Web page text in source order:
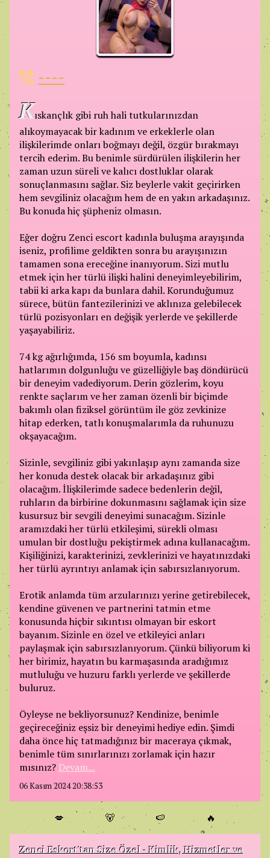
----
Kıskançlık gibi ruh hali tutkularınızdan
alıkoymayacak bir kadınım ve erkeklerle olan
ilişkilerimde onları boğmayı değil, özgür bırakmayı
tercih ederim. Bu benimle sürdürülen ilişkilerin her
zaman uzun süreli ve kalıcı dostluklar olarak
sonuçlanmasını sağlar. Siz beylerle vakit geçirirken
hem sevgiliniz olacağım hem de en yakın arkadaşınız.
Bu konuda hiç şüpheniz olmasın.
Eğer doğru Zenci escort kadınla buluşma arayışında
iseniz, profilime geldikten sonra bu arayışınızın
tamamen sona ereceğine inanıyorum. Sizi mutlu
etmek için her türlü ilişki halini deneyimleyebilirim,
tabii ki arka kapı da bunlara dahil. Korunduğumuz
sürece, bütün fantezilerinizi ve aklınıza gelebilecek
türlü pozisyonları en değişik yerlerde ve şekillerde
yaşayabiliriz.
74 kg ağırlığımda, 156 sm boyumla, kadınsı
hatlarımın dolgunluğu ve güzelliğiyle baş döndürücü
bir deneyim vadediyorum. Derin gözlerim, koyu
renkte saçlarım ve her zaman özenli bir biçimde
bakımlı olan fiziksel görüntüm ile göz zevkinize
hitap ederken, tatlı konuşmalarımla da ruhunuzu
okşayacağım.
Sizinle, sevgiliniz gibi yakınlaşıp aynı zamanda size
her konuda destek olacak bir arkadaşınız gibi
olacağım. İlişkilerimde sadece bedenlerin değil,
ruhların da birbirine dokunmasını sağlamak için size
kusursuz bir sevgili deneyimi sunacağım. Sizinle
aramızdaki her türlü etkileşimi, sürekli olması
umulan bir dostluğu pekiştirmek adına kullanacağım.
Kişiliğinizi, karakterinizi, zevklerinizi ve hayatınızdaki
her türlü ayrıntıyı anlamak için sabırsızlanıyorum.
Erotik anlamda tüm arzularınızı yerine getirebilecek,
kendine güvenen ve partnerini tatmin etme
konusunda hiçbir sıkıntısı olmayan bir eskort
bayanım. Sizinle en özel ve etkileyici anları
paylaşmak için sabırsızlanıyorum. Çünkü biliyorum ki
her birimiz, hayatın bu karmaşasında aradığımız
mutluluğu ve huzuru farklı yerlerde ve şekillerde
buluruz.
Öyleyse ne bekliyorsunuz? Kendinize, benimle
geçireceğiniz eşsiz bir deneyimi hediye edin. Şimdi
daha önce hiç tatmadığınız bir maceraya çıkmak,
benimle tüm sınırlarınızı zorlamak için hazır
mısınız? Devam...
06 Kasım 2024 20:38:53
💋 🐻 🍉 🔥
Zenci Eskort'tan Size Özel - Kimlik, Hizmetler ve